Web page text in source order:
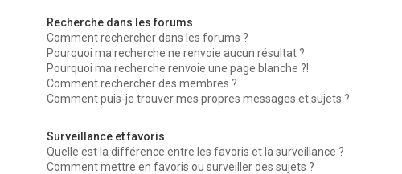
Recherche dans les forums
Comment rechercher dans les forums ?
Pourquoi ma recherche ne renvoie aucun résultat ?
Pourquoi ma recherche renvoie une page blanche ?!
Comment rechercher des membres ?
Comment puis-je trouver mes propres messages et sujets ?
Surveillance et favoris
Quelle est la différence entre les favoris et la surveillance ?
Comment mettre en favoris ou surveiller des sujets ?